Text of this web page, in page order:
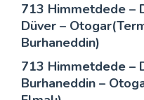
713 Himmetdede –
Düver –
Burhaneddin)
713 Himmetdede –
Burhaneddin –